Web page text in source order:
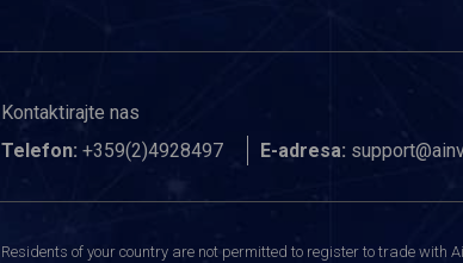
Kontaktirajte nas
Telefon: +359(2)4928497 E-adresa:
Residents of your country are not permitted to register to trade with